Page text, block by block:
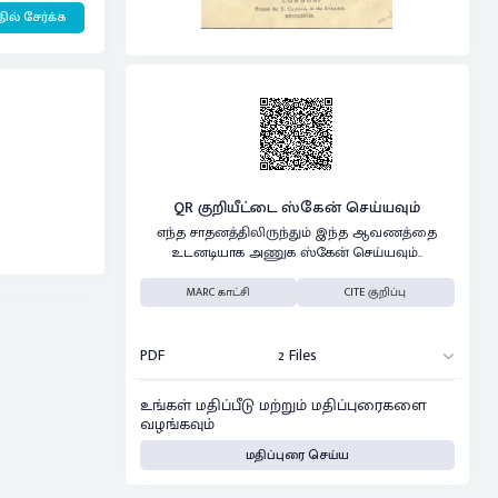
சேர்க்க
QR குறியீட்டை ஸ்கேன் செய்யவும்
எந்த சாதனத்திலிருந்தும் இந்த ஆவணத்தை
உடனடியாக அணுக ஸ்கேன் செய்யவும்..
MARC காட்சி CITE குறிப்பு
PDF 2 Files
உங்கள் மதிப்பீடு மற்றும் மதிப்புரைகளை
வழங்கவும்
மதிப்புரை செய்ய